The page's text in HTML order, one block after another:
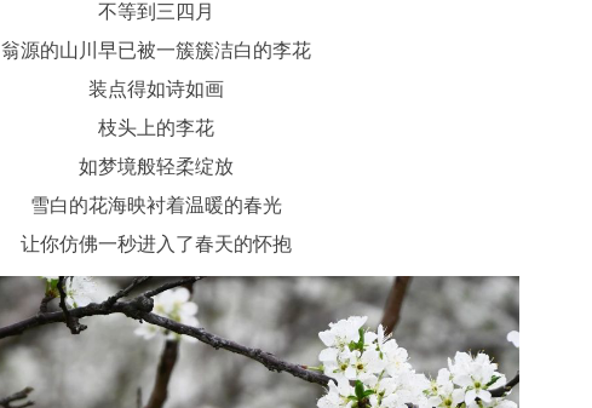
不等到三四月
翁源的山川早已被一簇簇洁白的李花
装点得如诗如画
枝头上的李花
如梦境般轻柔绽放
雪白的花海映衬着温暖的春光
让你仿佛一秒进入了春天的怀抱